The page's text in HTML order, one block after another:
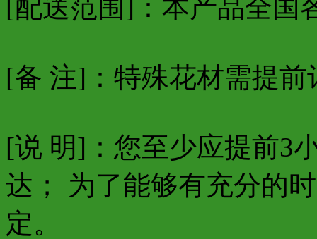
[配送范围]：本产品全国
[备 注]：特殊花材需提
[说 明]：您至少应提前3
达； 为了能够有充分的
定。